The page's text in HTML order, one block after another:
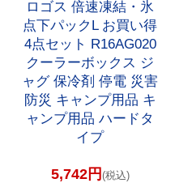
ロゴス 倍速凍結・氷
点下パックL お買い得
4点セット R16AG020
クーラーボックス ジ
ャグ 保冷剤 停電 災害
防災 キャンプ用品 キ
ャンプ用品 ハードタ
イプ
5,742円 (税込)